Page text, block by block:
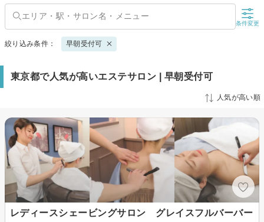
条件変更
絞り込み条件： 早朝受付可
東京都で人気が高いエステサロン | 早朝受付可
人気が高い順
レディースシェービングサロン グレイスフルバーバー